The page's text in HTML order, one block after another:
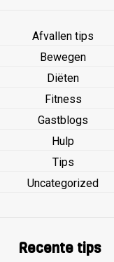
Afvallen tips
Bewegen
Diëten
Fitness
Gastblogs
Hulp
Tips
Uncategorized
Recente tips